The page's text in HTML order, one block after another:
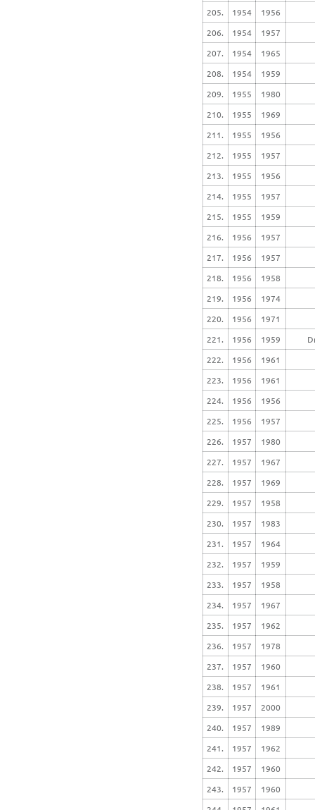
205. 1954
1956
206.
1954
1957
207.
1954
1965
208.
1954
1959
209.
1955
1980
210.
1955
1969
211.
1955
1956
212.
1955
1957
213.
1955
1956
214.
1955
1957
215.
1955
1959
216.
1956
1957
217.
1956
1957
218.
1956
1958
219.
1956
1974
220.
1956
1971
221.
1956 1959
222.
1956
1961
223.
1956
1961
224.
1956
1956
225.
1956
1957
226.
1957
1980
227.
1957
1967
228.
1957
1969
229.
1957
1958
230.
1957
1983
231.
1957
1964
232.
1957
1959
233.
1957
1958
234.
1957
1967
235.
1957
1962
236.
1957
1978
237.
1957
1960
238.
1957
1961
239.
1957
2000
240.
1957
1989
241.
1957
1962
242.
1957
1960
243.
1957
1960